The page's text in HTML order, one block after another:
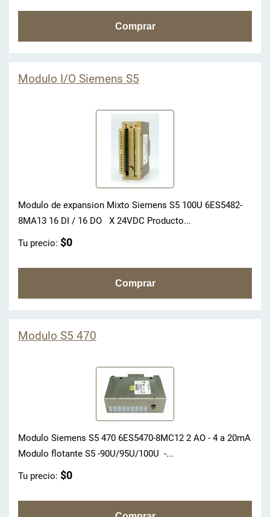
Modulo I/O Siemens S5
Modulo de expansion Mixto Siemens S5 100U 6ES5482-
8MA13 16 DI / 16 DO X 24VDC Producto...
Tu precio: $0
Modulo S5 470
Modulo Siemens S5 470 6ES5470-8MC12 2 AO - 4 a 20mA
Modulo flotante S5 -90U/95U/100U -...
Tu precio: $0